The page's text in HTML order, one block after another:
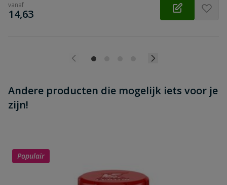
vanaf
€
14,63
Andere producten die mogelijk iets voor je
zijn!
Populair